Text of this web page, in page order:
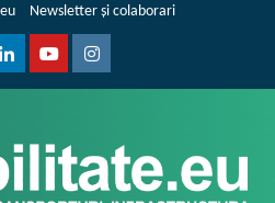
Newsletter și colaborari
LinkedinYoutubeInstagram